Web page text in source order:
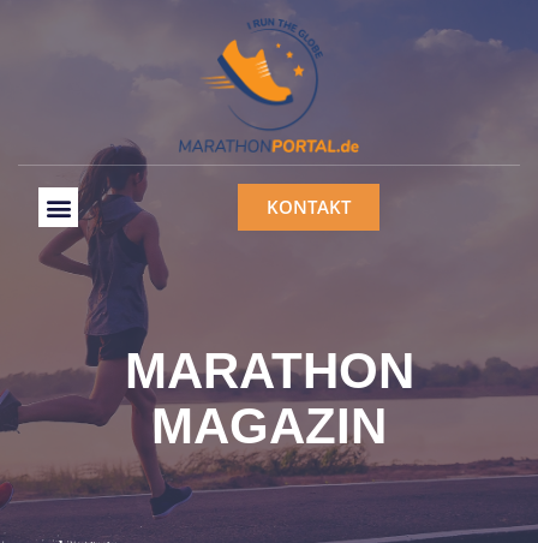
KONTAKT
MARATHON
MAGAZIN